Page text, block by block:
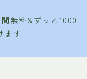
無料&ずっと1000
ます